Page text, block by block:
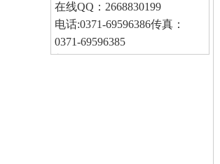
在线QQ：2668830199
电话:0371-69596386传真：
0371-69596385